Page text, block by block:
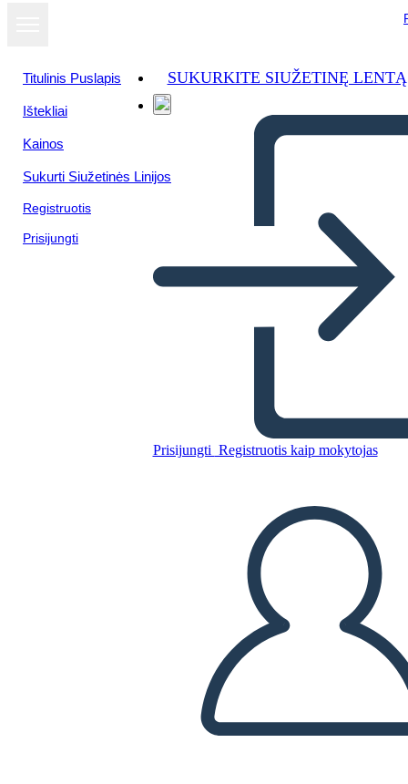
Titulinis Puslapis
Ištekliai
Kainos
Sukurti Siužetinės Linijos
Registruotis
Prisijungti
SUKURKITE SIUŽETINĘ LENTĄ
Prisijungti Registruotis kaip mokytojas
Untitled Storyboard
SUKURTI SIUŽETINĘ LENTĄ
PALEISTI SKAIDRIŲ DEMONSTRACIJĄ
SKAITYK MAN
Žiūrėti kaip
skaidrių